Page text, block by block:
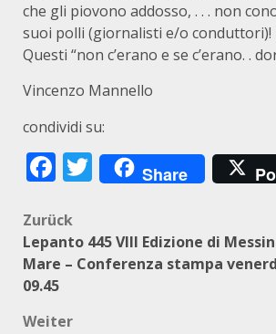
che gli piovono addosso, . . . non
suoi polli (giornalisti e/o conduttori)!
Questi “non c’erano e se c’erano. .
Vincenzo Mannello
condividi su:
Facebook
Twitter
Share
Beitragsnavigation
Zurück
Lepanto 445 VIII Edizione di
Mare – Conferenza stampa
09.45
Weiter